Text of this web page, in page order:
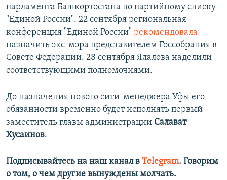
парламента Башкортостана по партийному списку
"Единой России". 22 сентября региональная
конференция "Единой России" рекомендовала
назначить экс-мэра представителем Госсобрания в
Совете Федерации. 28 сентября Ялалова наделили
соответствующими полномочиями.
До назначения нового сити-менеджера Уфы его
обязанности временно будет исполнять первый
заместитель главы администрации Салават
Хусаинов.
Подписывайтесь на наш канал в Telegram. Говорим
о том, о чем другие вынуждены молчать.